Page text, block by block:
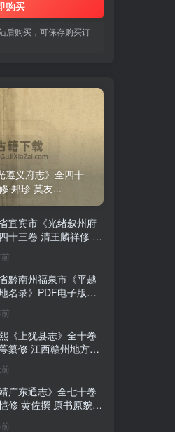
购买
后购买，可保存购买订
遵义府志》全四十
郑珍 莫友...
宜宾市《光绪叙州府
十三卷 清王麟祥修 邱
纂PDF电子版地方志下
黔南州福泉市《平越
名录》PDF电子版地
载
《上犹县志》全十卷
纂修 江西赣州地方志
靖广东通志》全七十卷
修 黄佐撰 原书原貌高
购买
后购买，可保存购买订
遵义府志》全四十
郑珍 莫友...
宜宾市《光绪叙州府
十三卷 清王麟祥修 邱
纂PDF电子版地方志下
黔南州福泉市《平越
名录》PDF电子版地
载
《上犹县志》全十卷
纂修 江西赣州地方志
靖广东通志》全七十卷
修 黄佐撰 原书原貌高